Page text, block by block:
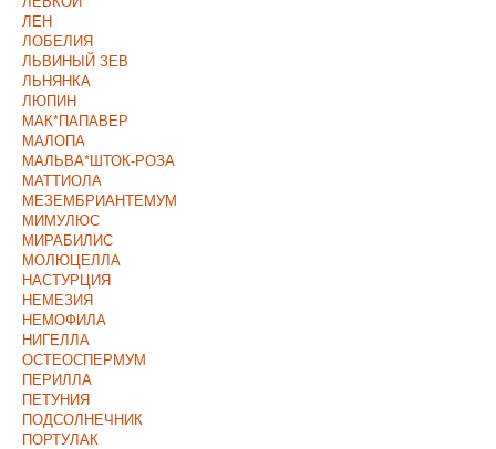
ЛЕН
ЛОБЕЛИЯ
ЛЬВИНЫЙ ЗЕВ
ЛЬНЯНКА
ЛЮПИН
МАК*ПАПАВЕР
МАЛОПА
МАЛЬВА*ШТОК-РОЗА
МАТТИОЛА
МЕЗЕМБРИАНТЕМУМ
МИМУЛЮС
МИРАБИЛИС
МОЛЮЦЕЛЛА
НАСТУРЦИЯ
НЕМЕЗИЯ
НЕМОФИЛА
НИГЕЛЛА
ОСТЕОСПЕРМУМ
ПЕРИЛЛА
ПЕТУНИЯ
ПОДСОЛНЕЧНИК
ПОРТУЛАК